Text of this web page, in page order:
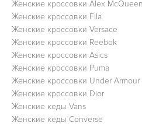
Женские кроссовки Alex
Женские кроссовки Fila
Женские кроссовки Versace
Женские кроссовки Reebok
Женские кроссовки Asics
Женские кроссовки Puma
Женские кроссовки Under Armour
Женские кроссовки Dior
Женские кеды Vans
Женские кеды Converse